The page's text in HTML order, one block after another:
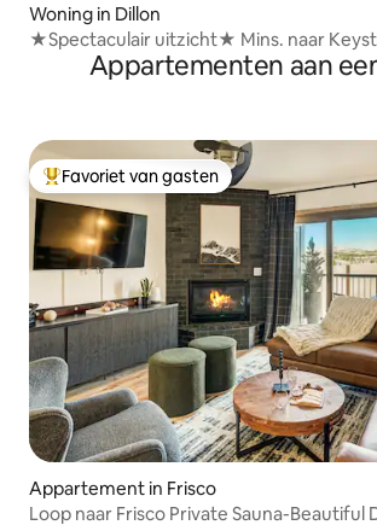
Woning in Dillon
★Spectaculair uitzicht★ Mins. naar
Appartementen aan
Topfavoriet van gasten
Favoriet van gasten
Appartement in Frisco
Loop naar Frisco Private Sauna-Beautiful